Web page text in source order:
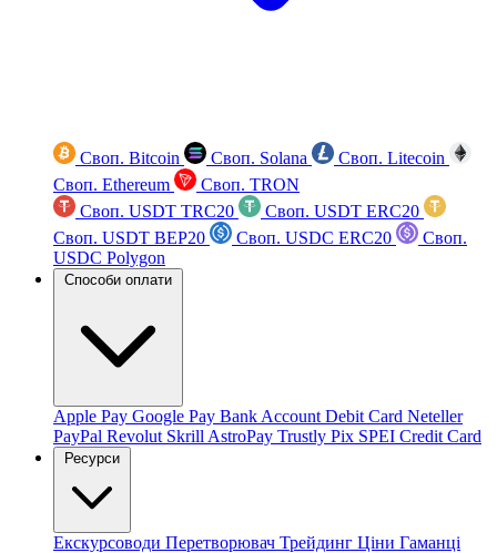
Своп. Bitcoin Своп. Solana
Своп. Litecoin
Своп. Ethereum
Своп. TRON
Своп. USDT TRC20
Своп. USDT ERC20
Своп. USDT BEP20
Своп. USDC ERC20
Своп.
USDC Polygon
Способи оплати
Apple Pay Google Pay Bank Account Debit Card Neteller
PayPal Revolut Skrill AstroPay Trustly Pix SPEI Credit Card
Ресурси
Екскурсоводи Перетворювач Трейдинг Ціни Гаманці